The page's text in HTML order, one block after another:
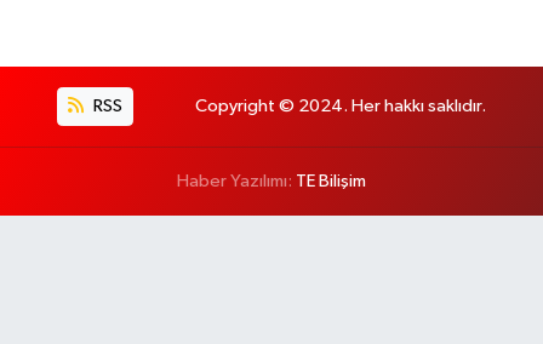
RSS Copyright © 2024. Her hakkı saklıdır.
Haber Yazılımı: TE Bilişim